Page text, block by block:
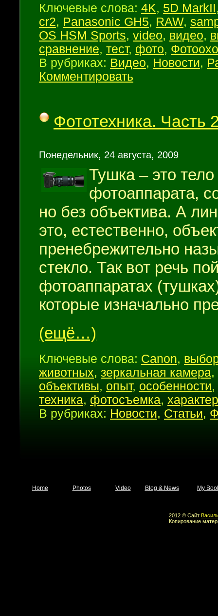
Ключевые слова: 4K, 5D MarkII
cr2, Panasonic GH5, RAW,
OS HSM Sports, video, видео,
сравнение, тест, фото,
В рубриках: Видео, Новости,
Комментировать
Фототехника. Часть
Понедельник, 24 августа, 2009
Тушка – это
фотоаппарата,
но без объектива. А
это, естественно,
пренебрежительно
стекло. Так вот речь
фотоаппаратах
которые изначально
(ещё…)
Ключевые слова: Canon,
животных, зеркальная камера,
объективы, опыт, особенности,
техника, фотосъемка,
В рубриках: Новости, Статьи,
Home Photos Video Blog & News My
2012 © Сайт
Копирование